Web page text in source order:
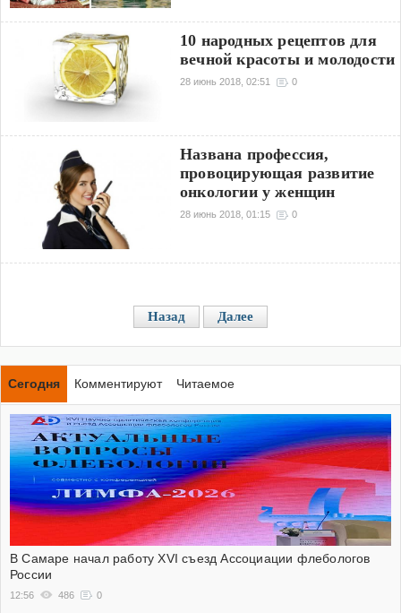
10 народных рецептов для
вечной красоты и молодости
28 июнь 2018, 02:51 0
Названа профессия,
провоцирующая развитие
онкологии у женщин
28 июнь 2018, 01:15 0
Назад Далее
Сегодня Комментируют Читаемое
В Самаре начал работу XVI съезд Ассоциации флебологов
России
12:56 486 0